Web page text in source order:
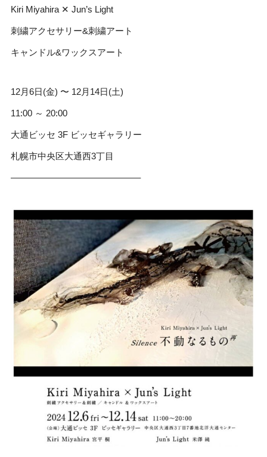
Kiri Miyahira ✕ Jun’s Light
刺繍アクセサリー&刺繍アート
キャンドル&ワックスアート
12月6日(金) 〜 12月14日(土)
11:00 ～ 20:00
大通ビッセ 3F ビッセギャラリー
札幌市中央区大通西3丁目
——————————————–